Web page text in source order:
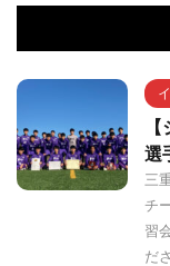
選
三
チ
習
だ